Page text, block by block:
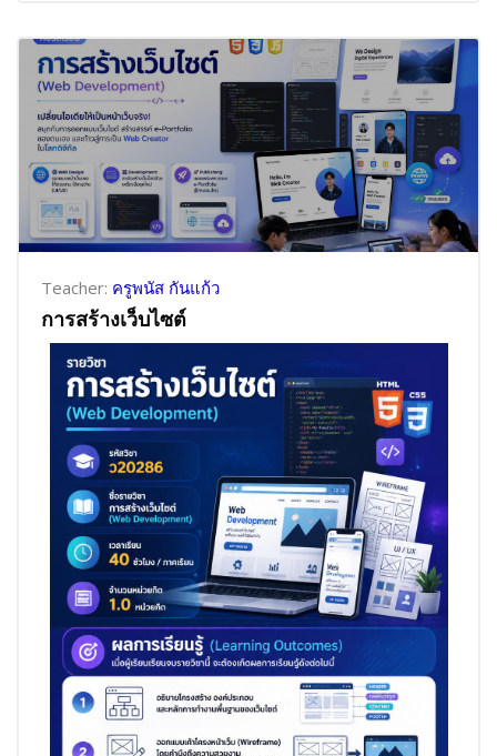
Teacher: ครูพนัส กันแก้ว
การสร้างเว็บไซต์